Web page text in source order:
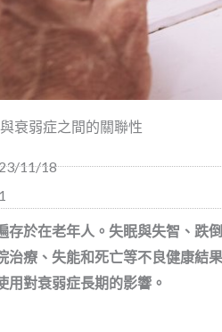
衰弱症之間的關聯性
11/18
存於在老年人。 失眠與失智、跌
治療、失能和死亡等不良健康結
用對衰弱症長期的影響。